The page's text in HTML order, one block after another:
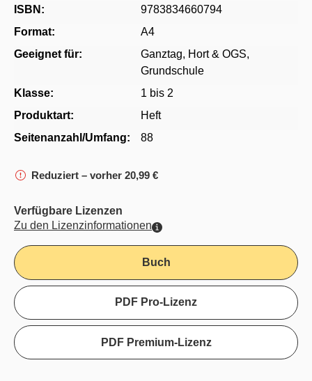
ISBN:
9783834660794
Format:
A4
Geeignet für:
Ganztag, Hort & OGS,
Grundschule
Klasse:
1 bis 2
Produktart:
Heft
Seitenanzahl/Umfang:
88
Reduziert – vorher 20,99 €
Verfügbare Lizenzen
Zu den Lizenzinformationen
Buch
PDF Pro-Lizenz
PDF Premium-Lizenz